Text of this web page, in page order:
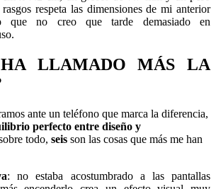
respeta las dimensiones de mi anterior
que no creo que tarde demasiado en
LLAMADO MÁS LA
ante un teléfono que marca la diferencia,
perfecto entre diseño y
todo, seis son las cosas que más me han
: no estaba acostumbrado a las pantallas